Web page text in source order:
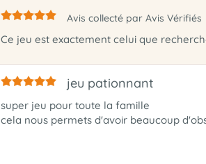
Avis collecté par Avis Vérifiés
Ce jeu est exactement celui que
jeu pationnant
super jeu pour toute la famille
cela nous permets d'avoir beaucoup